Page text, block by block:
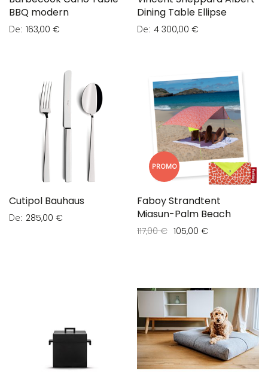
BBQ modern
De 163,00 €
Dining Table Ellipse
De 4 300,00 €
Cutipol Bauhaus
De 285,00 €
PROMO
Faboy Strandtent
Miasun-Palm Beach
105,00 €
117,00 €